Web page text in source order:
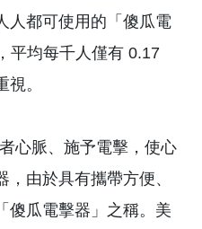
人都可使用的「傻瓜電
平均每千人僅有 0.17
。
心脈、施予電擊，使心
由於具有攜帶方便、
傻瓜電擊器」之稱。美